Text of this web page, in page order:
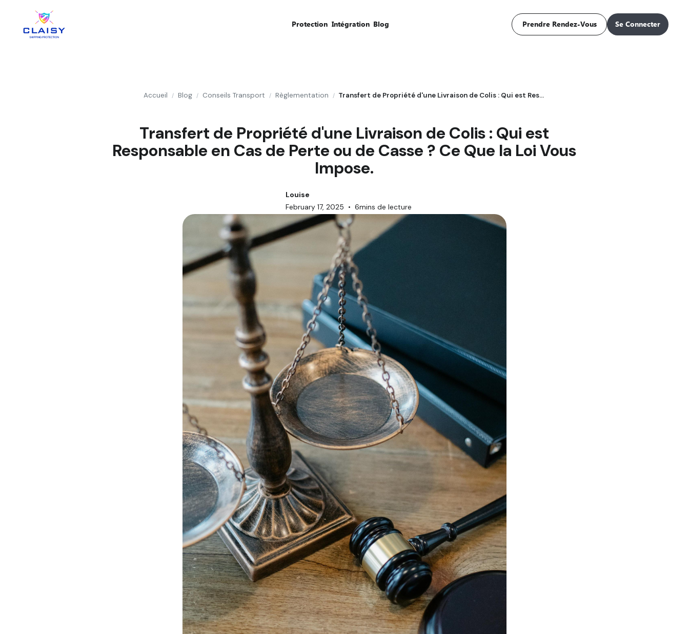
Protection Intégration Blog Prendre Rendez-Vous Se Connecter
Accueil / Blog / Conseils Transport / Règlementation / Transfert de Propriété d'une Livraison de Colis : Qui est Responsable en Cas de Perte ou de Casse ? Ce Que la Loi Vous Impose.
Transfert de Propriété d'une Livraison de Colis : Qui est
Responsable en Cas de Perte ou de Casse ? Ce Que la Loi Vous
Impose.
Louise
February 17, 2025 • 6mins de lecture